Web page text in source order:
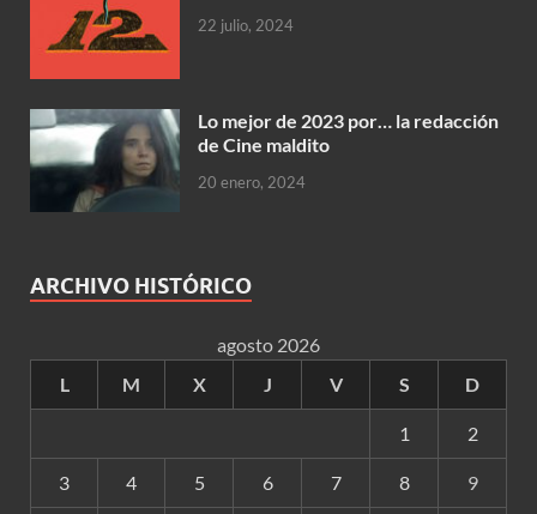
22 julio, 2024
Lo mejor de 2023 por… la redacción
de Cine maldito
20 enero, 2024
ARCHIVO HISTÓRICO
agosto 2026
L
M X J V S D
1 2
3 4 5 6 7 8 9